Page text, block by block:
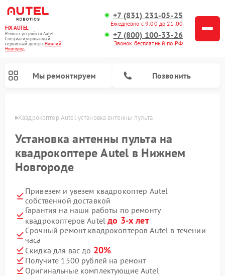
FIX-AUTEL
Ремонт устройств Autel
Специализированный
cервисный центр г.Нижний
Новгород
+7 (831) 231-05-25
Ежедневно с 9:00 до 21:00
+7 (800) 100-33-26
Звонок бесплатный по РФ
Мы ремонтируем Позвонить
Квадрокоптер Autel установка антенны пульта
Установка антенны пульта на
квадрокоптере Autel в Нижнем
Новгороде
Привезем и увезем квадрокоптер Autel
собственной доставкой
Гарантия на наши работы по ремонту
квадрокоптеров Autelдо 3-х лет
Срочный ремонт квадрокоптеров Autel в течении
часа
Скидка для вас до 20%
Получите 1500 рублей на ремонт
Оригинальные комплектующие Autel